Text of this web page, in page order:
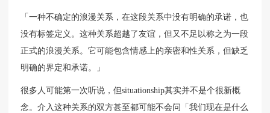
「一种不确定的浪漫关系，在这段关系中没有明确的承诺，也
没有标签定义。这种关系超越了友谊，但又不足以称之为一段
正式的浪漫关系。它可能包含情感上的亲密和性关系，但缺乏
明确的界定和承诺。」
很多人可能第一次听说，但situationship其实并不是个很新概
念。介入这种关系的双方甚至都可能不会问「我们现在是什么